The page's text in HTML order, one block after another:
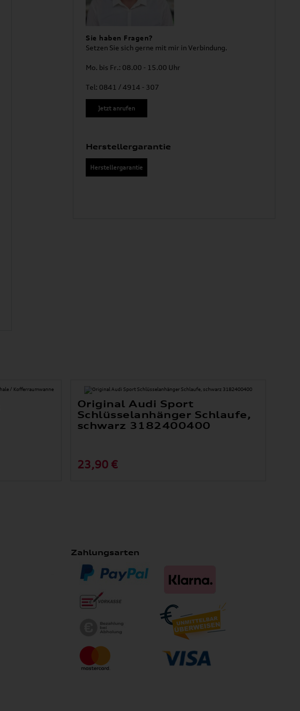
Sie haben Fragen?
Setzen Sie sich gerne mit mir in Verbindung.
Mo. bis Fr.: 08.00 - 15.00 Uhr
Tel: 0841 / 4914 - 307
Jetzt anrufen
Herstellergarantie
Herstellergarantie
Original Audi Sport
Schlüsselanhänger Schlaufe,
schwarz 3182400400
23,90 €
Zahlungsarten